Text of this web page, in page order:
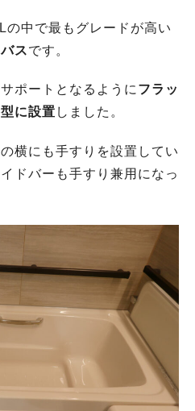
の中で最もグレードが高い
スです。
ポートとなるようにフラッ
に設置 しました。
横にも手すりを設置してい
ドバーも手すり兼用になっ